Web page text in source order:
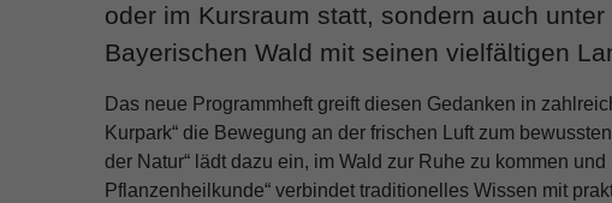
oder im Kursraum statt, sondern auch
Bayerischen Wald mit seinen vielfältigen
Das neue Programmheft greift diesen Gedanken in
Kurpark“ die Bewegung an der frischen Luft zum
der Natur“ lädt dazu ein, im Wald zur Ruhe zu kommen
Pflanzenheilkunde“ verbindet traditionelles Wissen mit